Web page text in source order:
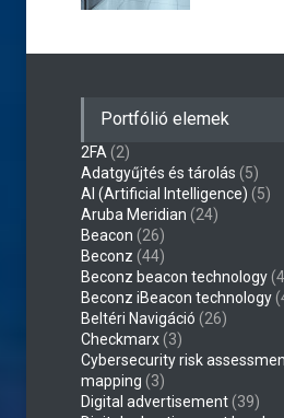
Portfólió elemek
2FA (2)
Adatgyűjtés és tárolás (5)
AI (Artificial Intelligence) (5)
Aruba Meridian (24)
Beacon (26)
Beconz (44)
Beconz beacon technology
Beconz iBeacon technology
Beltéri Navigáció (26)
Checkmarx(3)
Cybersecurity risk
mapping (3)
Digital advertisement(39)